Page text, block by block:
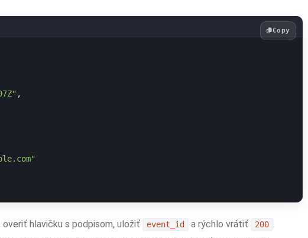
,
Copy
overiť hlavičku s podpisom, uložiť event_id a rýchlo vrátiť 200